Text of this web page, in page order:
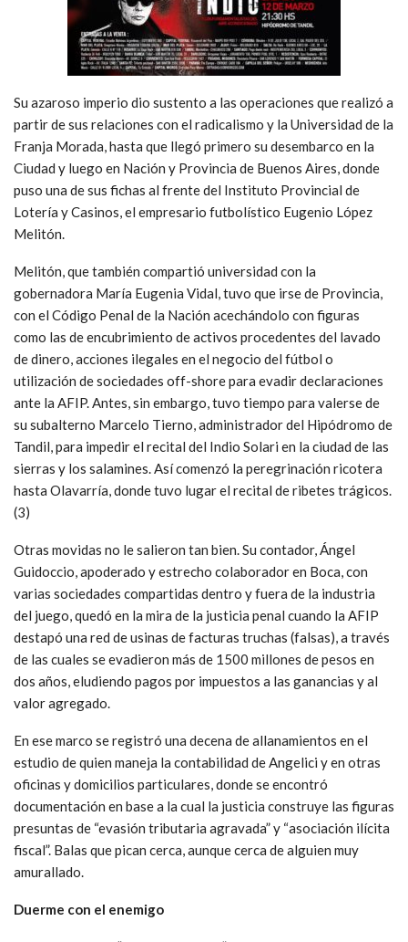
Su azaroso imperio dio sustento a las operaciones que realizó a
partir de sus relaciones con el radicalismo y la Universidad de la
Franja Morada, hasta que llegó primero su desembarco en la
Ciudad y luego en Nación y Provincia de Buenos Aires, donde
puso una de sus fichas al frente del Instituto Provincial de
Lotería y Casinos, el empresario futbolístico Eugenio López
Melitón.
Melitón, que también compartió universidad con la
gobernadora María Eugenia Vidal, tuvo que irse de Provincia,
con el Código Penal de la Nación acechándolo con figuras
como las de encubrimiento de activos procedentes del lavado
de dinero, acciones ilegales en el negocio del fútbol o
utilización de sociedades off-shore para evadir declaraciones
ante la AFIP. Antes, sin embargo, tuvo tiempo para valerse de
su subalterno Marcelo Tierno, administrador del Hipódromo de
Tandil, para impedir el recital del Indio Solari en la ciudad de las
sierras y los salamines. Así comenzó la peregrinación ricotera
hasta Olavarría, donde tuvo lugar el recital de ribetes trágicos.
(3)
Otras movidas no le salieron tan bien. Su contador, Ángel
Guidoccio, apoderado y estrecho colaborador en Boca, con
varias sociedades compartidas dentro y fuera de la industria
del juego, quedó en la mira de la justicia penal cuando la AFIP
destapó una red de usinas de facturas truchas (falsas), a través
de las cuales se evadieron más de 1500 millones de pesos en
dos años, eludiendo pagos por impuestos a las ganancias y al
valor agregado.
En ese marco se registró una decena de allanamientos en el
estudio de quien maneja la contabilidad de Angelici y en otras
oficinas y domicilios particulares, donde se encontró
documentación en base a la cual la justicia construye las figuras
presuntas de “evasión tributaria agravada” y “asociación ilícita
fiscal”. Balas que pican cerca, aunque cerca de alguien muy
amurallado.
Duerme con el enemigo